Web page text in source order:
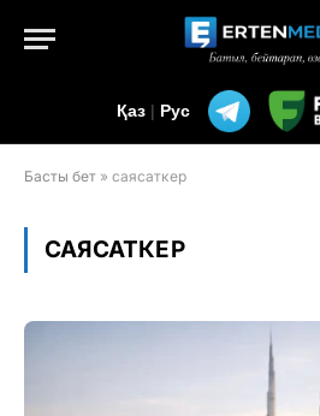
Қаз | Рус
Басты бет » саясаткер
САЯСАТКЕР